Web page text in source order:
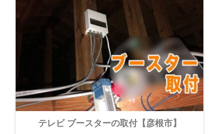
テレビ ブースターの取付【彦根市】